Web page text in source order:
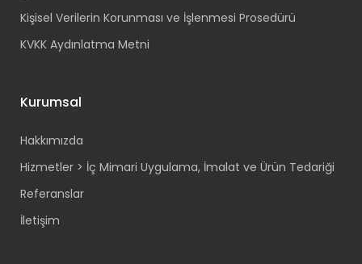
Kişisel Verilerin Korunması ve İşlenmesi Prosedürü
KVKK Aydınlatma Metni
Kurumsal
Hakkımızda
Hizmetler > İç Mimari Uygulama, İmalat ve Ürün Tedariği
Referanslar
İletişim